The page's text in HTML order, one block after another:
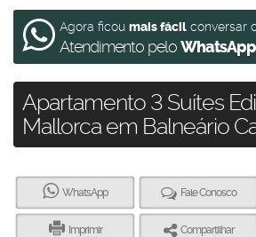
Agora ficou mais fácil conversar
Atendimento peloWhatsApp
Apartamento 3 Suítes
Mallorca em Balneário
WhatsApp Fale Conosco
Imprimir Compartilhar